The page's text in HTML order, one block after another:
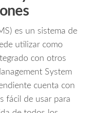
es un sistema de
utilizar como
con otros
System
cuenta con
fácil de usar para